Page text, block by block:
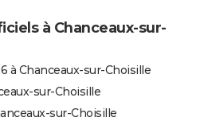
à Chanceaux-sur-
à Chanceaux-sur-Choisille
sur-Choisille
sur-Choisille